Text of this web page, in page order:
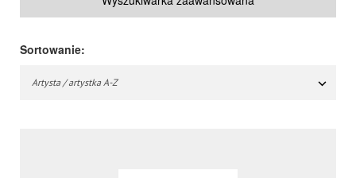
Sortowanie:
Artysta / artystka A-Z